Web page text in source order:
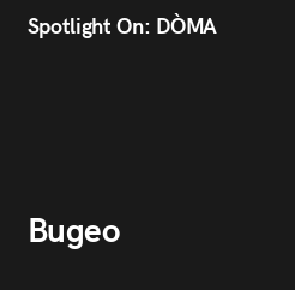
Spotlight On: DÒMA
Видео